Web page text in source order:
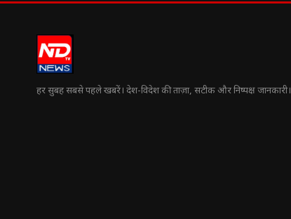
हर सुबह सबसे पहले खबरें। देश-विदेश की ताज़ा, सटीक और निष्पक्ष जानकारी।